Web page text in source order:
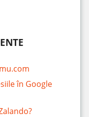
în Google